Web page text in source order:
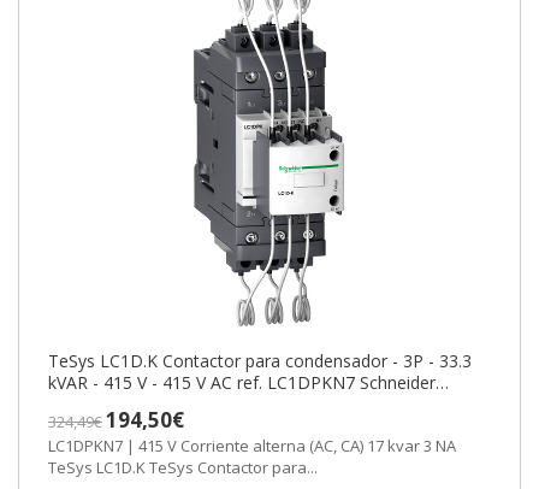
TeSys LC1D.K Contactor para condensador - 3P - 33.3
kVAR - 415 V - 415 V AC ref. LC1DPKN7 Schneider
324,49€194,50€
LC1DPKN7 | 415 V Corriente alterna (AC, CA) 17 kvar 3 NA
TeSys LC1D.K TeSys Contactor para...